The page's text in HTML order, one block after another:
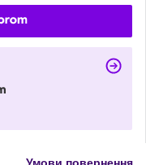
Умови повернення